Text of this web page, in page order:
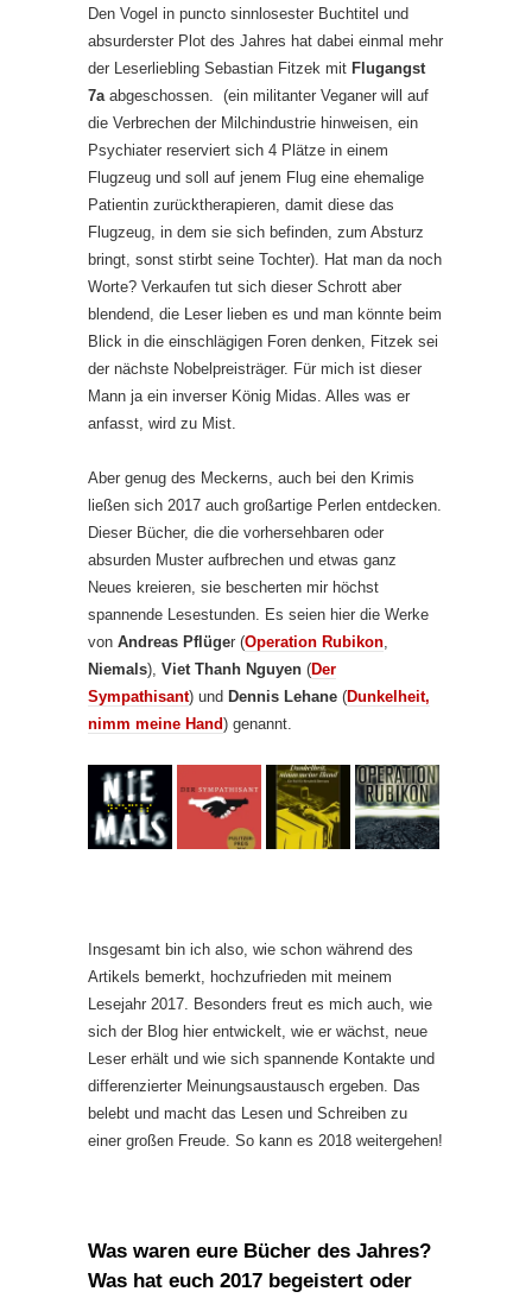
Den Vogel in puncto sinnlosester Buchtitel und
absurderster Plot des Jahres hat dabei einmal mehr
der Leserliebling Sebastian Fitzek mit Flugangst
7aabgeschossen. (ein militanter Veganer will auf
die Verbrechen der Milchindustrie hinweisen, ein
Psychiater reserviert sich 4 Plätze in einem
Flugzeug und soll auf jenem Flug eine ehemalige
Patientin zurücktherapieren, damit diese das
Flugzeug, in dem sie sich befinden, zum Absturz
bringt, sonst stirbt seine Tochter). Hat man da noch
Worte? Verkaufen tut sich dieser Schrott aber
blendend, die Leser lieben es und man könnte beim
Blick in die einschlägigen Foren denken, Fitzek sei
der nächste Nobelpreisträger. Für mich ist dieser
Mann ja ein inverser König Midas. Alles was er
anfasst, wird zu Mist.
Aber genug des Meckerns, auch bei den Krimis
ließen sich 2017 auch großartige Perlen entdecken.
Dieser Bücher, die die vorhersehbaren oder
absurden Muster aufbrechen und etwas ganz
Neues kreieren, sie bescherten mir höchst
spannende Lesestunden. Es seien hier die Werke
von Andreas Pflüger (Operation Rubikon,
Niemals), Viet Thanh Nguyen (Der
Sympathisant) und Dennis Lehane (Dunkelheit,
nimm meine Hand) genannt.
Insgesamt bin ich also, wie schon während des
Artikels bemerkt, hochzufrieden mit meinem
Lesejahr 2017. Besonders freut es mich auch, wie
sich der Blog hier entwickelt, wie er wächst, neue
Leser erhält und wie sich spannende Kontakte und
differenzierter Meinungsaustausch ergeben. Das
belebt und macht das Lesen und Schreiben zu
einer großen Freude. So kann es 2018 weitergehen!
Was waren eure Bücher des Jahres?
Was hat euch 2017 begeistert oder